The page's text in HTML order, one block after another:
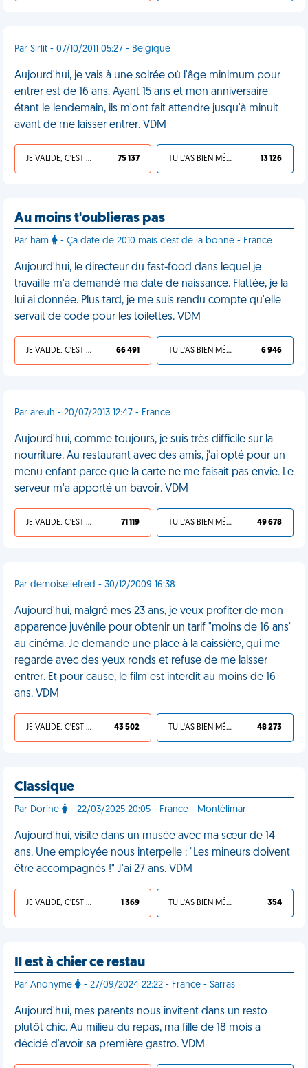
Par Sirlit - 07/10/2011 05:27 - Belgique
Aujourd'hui, je vais à une soirée où l'âge minimum pour
entrer est de 16 ans. Ayant 15 ans et mon anniversaire
étant le lendemain, ils m'ont fait attendre jusqu'à minuit
avant de me laisser entrer. VDM
JE VALIDE, C'EST UNE VDM 75 137 TU L'AS BIEN MÉRITÉ 13 126
Au moins t'oublieras pas
Par ham - Ça date de 2010 mais c'est de la bonne - France
Aujourd'hui, le directeur du fast-food dans lequel je
travaille m'a demandé ma date de naissance. Flattée, je la
lui ai donnée. Plus tard, je me suis rendu compte qu'elle
servait de code pour les toilettes. VDM
JE VALIDE, C'EST UNE VDM 66 491 TU L'AS BIEN MÉRITÉ 6 946
Par areuh - 20/07/2013 12:47 - France
Aujourd'hui, comme toujours, je suis très difficile sur la
nourriture. Au restaurant avec des amis, j'ai opté pour un
menu enfant parce que la carte ne me faisait pas envie. Le
serveur m'a apporté un bavoir. VDM
JE VALIDE, C'EST UNE VDM 71 119 TU L'AS BIEN MÉRITÉ 49 678
Par demoisellefred - 30/12/2009 16:38
Aujourd'hui, malgré mes 23 ans, je veux profiter de mon
apparence juvénile pour obtenir un tarif "moins de 16 ans"
au cinéma. Je demande une place à la caissière, qui me
regarde avec des yeux ronds et refuse de me laisser
entrer. Et pour cause, le film est interdit au moins de 16
ans. VDM
JE VALIDE, C'EST UNE VDM 43 502 TU L'AS BIEN MÉRITÉ 48 273
Classique
Par Dorine - 22/03/2025 20:05 - France - Montélimar
Aujourd'hui, visite dans un musée avec ma sœur de 14
ans. Une employée nous interpelle : "Les mineurs doivent
être accompagnés !" J'ai 27 ans. VDM
JE VALIDE, C'EST UNE VDM 1 369 TU L'AS BIEN MÉRITÉ 354
Il est à chier ce restau
Par Anonyme - 27/09/2024 22:22 - France - Sarras
Aujourd'hui, mes parents nous invitent dans un resto
plutôt chic. Au milieu du repas, ma fille de 18 mois a
décidé d'avoir sa première gastro. VDM